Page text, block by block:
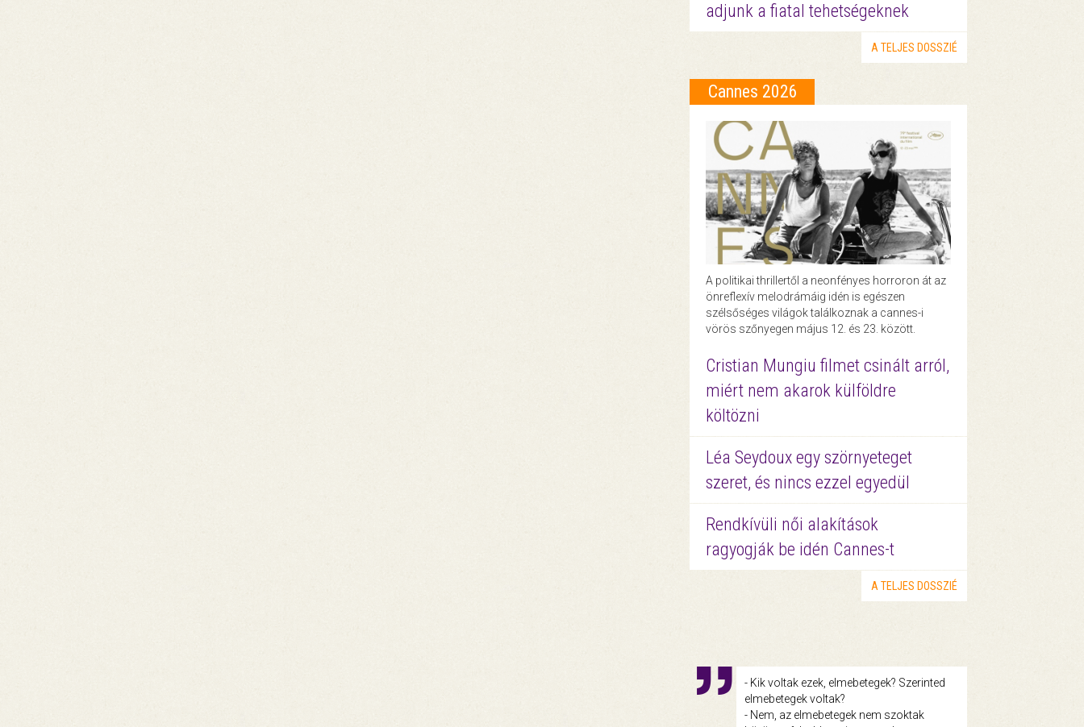
adjunk a fiatal tehetségeknek
A TELJES DOSSZIÉ
Cannes 2026
A politikai thrillertől a neonfényes horroron át az
önreflexív melodrámáig idén is egészen
szélsőséges világok találkoznak a cannes-i
vörös szőnyegen május 12. és 23. között.
Cristian Mungiu filmet csinált arról,
miért nem akarok külföldre
költözni
Léa Seydoux egy szörnyeteget
szeret, és nincs ezzel egyedül
Rendkívüli női alakítások
ragyogják be idén Cannes-t
A TELJES DOSSZIÉ
- Kik voltak ezek, elmebetegek? Szerinted
elmebetegek voltak?
- Nem, az elmebetegek nem szoktak